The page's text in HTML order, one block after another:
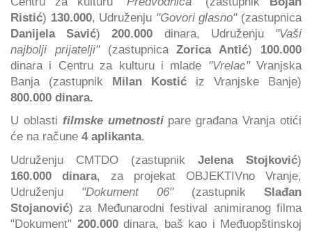
Ristić) 130.000, Udruženju "Govori glasno"(zastupnica
Danijela Savić)200.000 dinara, Udruženju "Vaši
najbolji prijatelji"(zastupnicaZorica Antić) 100.000
dinara i Centru za kulturu i mlade "Vrelac"Vranjska
Banja (zastupnik Milan Kostić iz Vranjske Banje)
800.000 dinara.
U oblasti filmske umetnostipare građana Vranja otići
će na račune 4 aplikanta.
Udruženju CMTDO (zastupnik Jelena Stojković)
160.000 dinara, za projekat OBJEKTIVno Vranje,
Udruženju "Dokument 06"(zastupnik Slađan
Stojanović) za Međunarodni festival animiranog filma
"Dokument" 200.000 dinara, baš kao i Međuopštinskoj